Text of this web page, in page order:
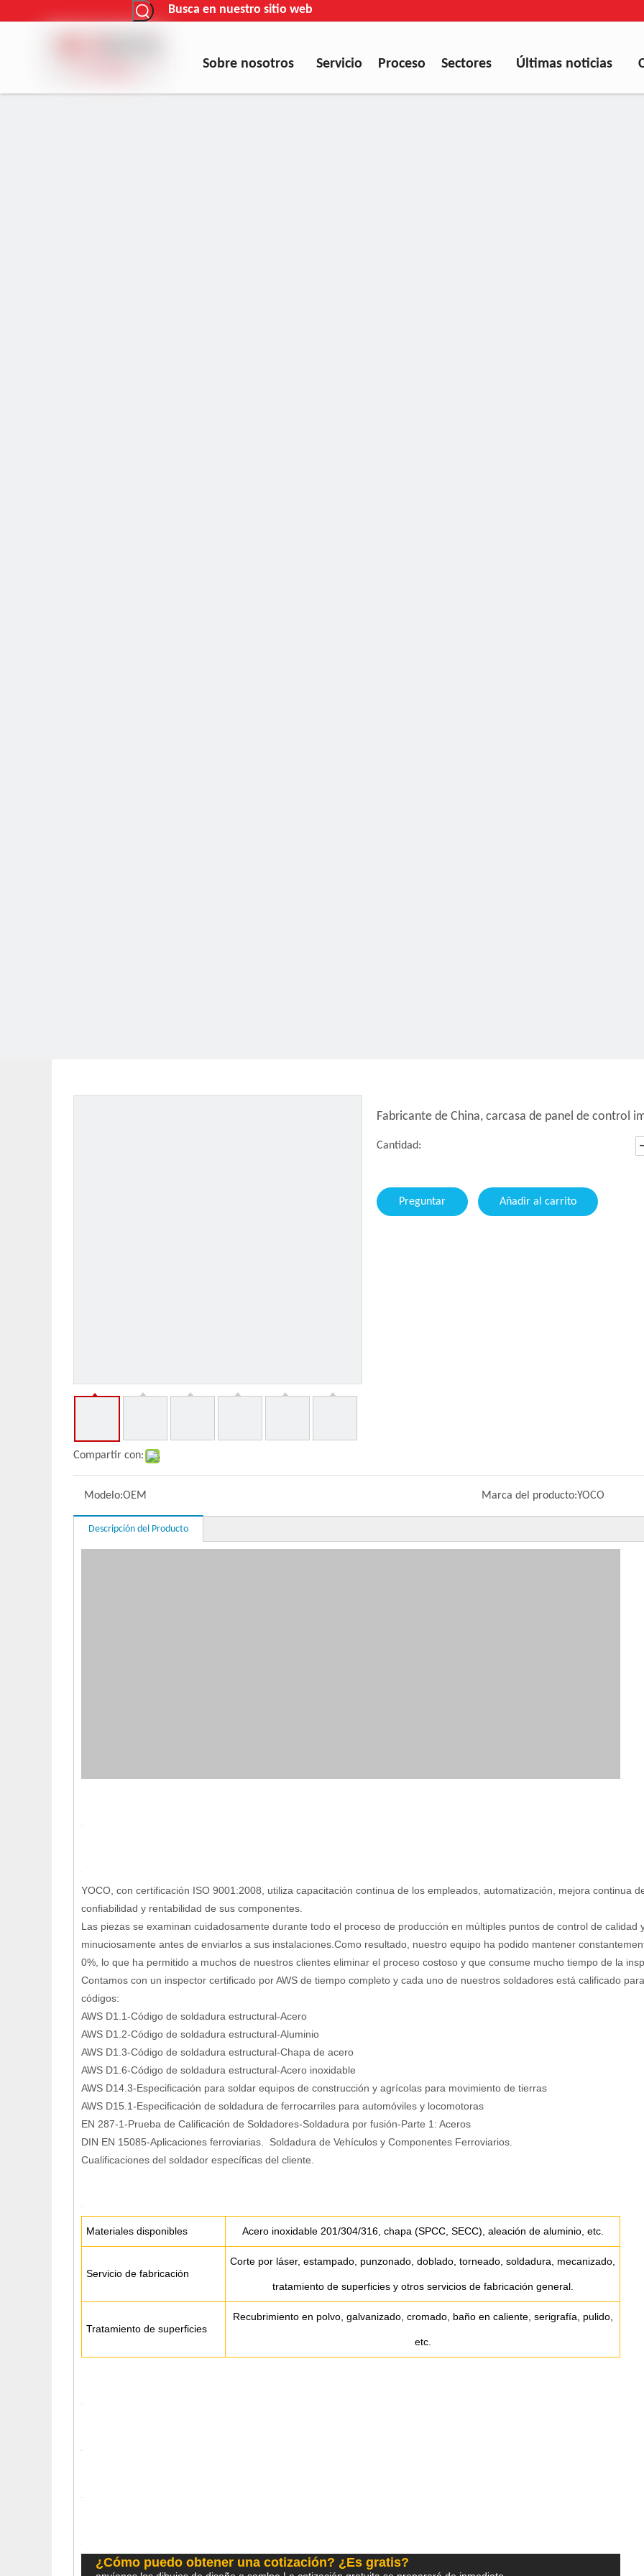
Busca en nuestro sitio web
Sobre nosotros Servicio Proceso Sectores Últimas noticias
Compartir con:
Fabricante de China, carcasa de panel de control
Cantidad:
Preguntar Añadir al carrito
Modelo:OEM Marca del producto:YOCO
Descripción del Producto
YOCO, con certificación ISO 9001:2008, utiliza capacitación continua de los empleados, automatización, mejora continua
confiabilidad y rentabilidad de sus componentes.
Las piezas se examinan cuidadosamente durante todo el proceso de producción en múltiples puntos de control de
minuciosamente antes de enviarlos a sus instalaciones.Como resultado, nuestro equipo ha podido mantener
0%, lo que ha permitido a muchos de nuestros clientes eliminar el proceso costoso y que consume mucho tiempo de la
Contamos con un inspector certificado por AWS de tiempo completo y cada uno de nuestros soldadores está calificado
códigos:
AWS D1.1-Código de soldadura estructural-Acero
AWS D1.2-Código de soldadura estructural-Aluminio
AWS D1.3-Código de soldadura estructural-Chapa de acero
AWS D1.6-Código de soldadura estructural-Acero inoxidable
AWS D14.3-Especificación para soldar equipos de construcción y agrícolas para movimiento de tierras
AWS D15.1-Especificación de soldadura de ferrocarriles para automóviles y locomotoras
EN 287-1-Prueba de Calificación de Soldadores-Soldadura por fusión-Parte 1: Aceros
DIN EN 15085-Aplicaciones ferroviarias. Soldadura de Vehículos y Componentes Ferroviarios.
Cualificaciones del soldador específicas del cliente.
Materiales disponibles Acero inoxidable 201/304/316, chapa (SPCC, SECC), aleación de aluminio, etc.
Servicio de fabricación
Corte por láser, estampado, punzonado, doblado, torneado, soldadura, mecanizado,
tratamiento de superficies y otros servicios de fabricación general.
Tratamiento de superficies
Recubrimiento en polvo, galvanizado, cromado, baño en caliente, serigrafía, pulido,
etc.
¿Cómo puedo obtener una cotización? ¿Es gratis?